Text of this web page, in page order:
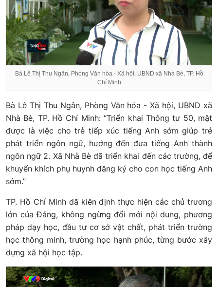
Bà Lê Thị Thu Ngân, Phòng Văn hóa - Xã hội, UBND xã Nhà Bè, TP. Hồ
Chí Minh
Bà Lê Thị Thu Ngân, Phòng Văn hóa - Xã hội, UBND xã
Nhà Bè, TP. Hồ Chí Minh: “Triển khai Thông tư 50, mặt
được là việc cho trẻ tiếp xúc tiếng Anh sớm giúp trẻ
phát triển ngôn ngữ, hướng đến đưa tiếng Anh thành
ngôn ngữ 2. Xã Nhà Bè đã triển khai đến các trường, để
khuyến khích phụ huynh đăng ký cho con học tiếng Anh
sớm.”
TP. Hồ Chí Minh đã kiên định thực hiện các chủ trương
lớn của Đảng, không ngừng đổi mới nội dung, phương
pháp dạy học, đầu tư cơ sở vật chất, phát triển trường
học thông minh, trường học hạnh phúc, từng bước xây
dựng xã hội học tập.